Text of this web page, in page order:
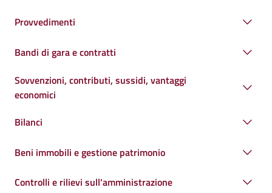
Provvedimenti
Bandi di gara e contratti
Sovvenzioni, contributi, sussidi, vantaggi
economici
Bilanci
Beni immobili e gestione patrimonio
Controlli e rilievi sull'amministrazione